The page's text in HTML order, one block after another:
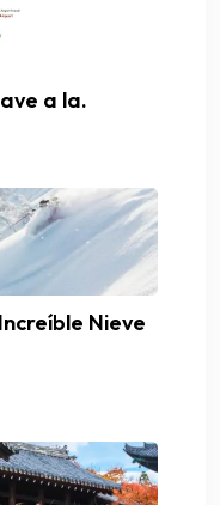
a la.
Nieve